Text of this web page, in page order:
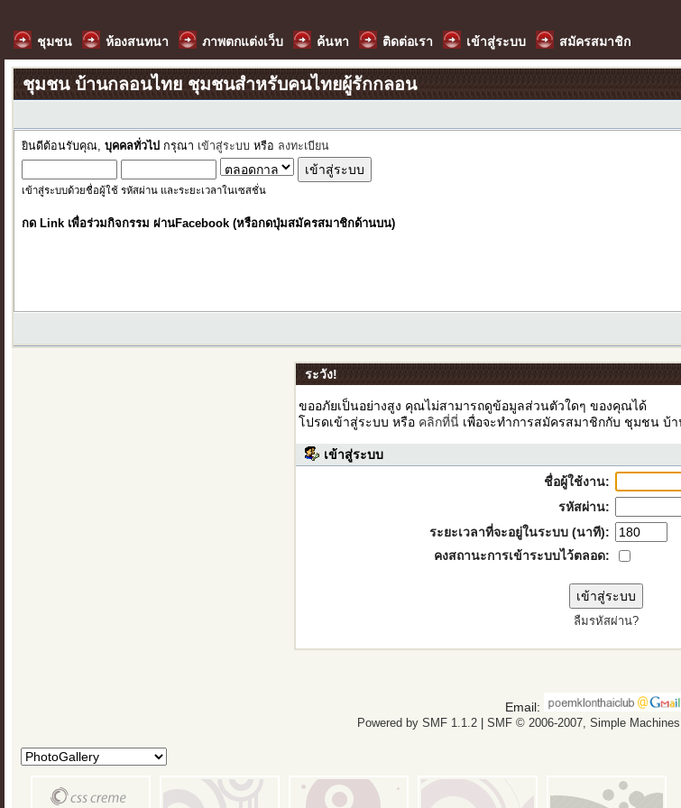
ชุมชน ห้องสนทนา ภาพตกแต่งเว็บ ค้นหา ติดต่อเรา เข้าสู่ระบบ สมัครสมาชิก
ชุมชน บ้านกลอนไทย ชุมชนสำหรับคนไทยผู้รักกลอน
ยินดีต้อนรับคุณ,บุคคลทั่วไป กรุณา เข้าสู่ระบบ หรือ ลงทะเบียน
เข้าสู่ระบบด้วยชื่อผู้ใช้ รหัสผ่าน และระยะเวลาในเซสชั่น
กด Link เพื่อร่วมกิจกรรม ผ่านFacebook (หรือกดปุ่มสมัครสมาชิกด้านบน)
ระวัง!
ขออภัยเป็นอย่างสูง คุณไม่สามารถดูข้อมูลส่วนตัวใดๆ ของคุณได้
โปรดเข้าสู่ระบบ หรือ คลิกที่นี่เพื่อจะทำการสมัครสมาชิกกับ ชุมชน บ้
เข้าสู่ระบบ
ชื่อผู้ใช้งาน:
รหัสผ่าน:
ระยะเวลาที่จะอยู่ในระบบ (นาที):
คงสถานะการเข้าระบบไว้ตลอด:
ลืมรหัสผ่าน?
Email:
Powered by SMF 1.1.2| SMF © 2006-2007, Simple